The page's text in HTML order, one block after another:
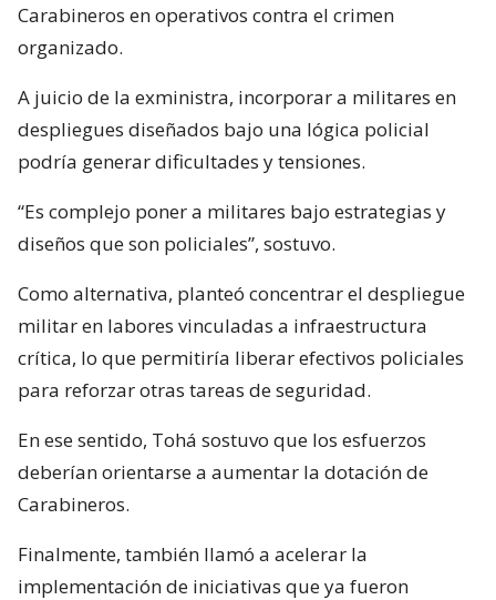
Carabineros en operativos contra el crimen
organizado.
A juicio de la exministra, incorporar a militares en
despliegues diseñados bajo una lógica policial
podría generar dificultades y tensiones.
“Es complejo poner a militares bajo estrategias y
diseños que son policiales”, sostuvo.
Como alternativa, planteó concentrar el despliegue
militar en labores vinculadas a infraestructura
crítica, lo que permitiría liberar efectivos policiales
para reforzar otras tareas de seguridad.
En ese sentido, Tohá sostuvo que los esfuerzos
deberían orientarse a aumentar la dotación de
Carabineros.
Finalmente, también llamó a acelerar la
implementación de iniciativas que ya fueron